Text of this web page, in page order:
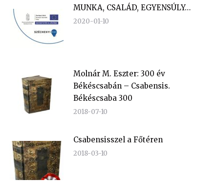
MUNKA, CSALÁD, EGYENSÚLY…
2020-01-10
Molnár M. Eszter: 300 év
Békéscsabán – Csabensis.
Békéscsaba 300
2018-07-10
Csabensisszel a Főtéren
2018-03-10